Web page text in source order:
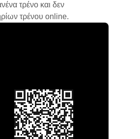
τρένο και δεν
τρένου online.